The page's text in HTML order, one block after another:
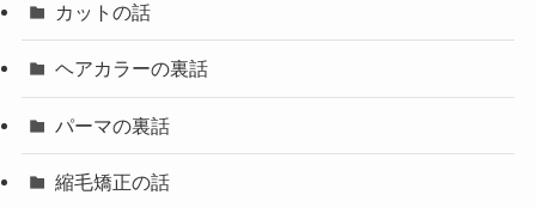
カットの話
ヘアカラーの裏話
パーマの裏話
縮毛矯正の話